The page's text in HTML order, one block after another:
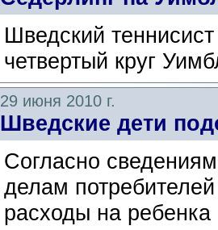
Шведский
четвертый круг
29 июня 2010 г.
Шведские дети
Согласно
делам
расходы на